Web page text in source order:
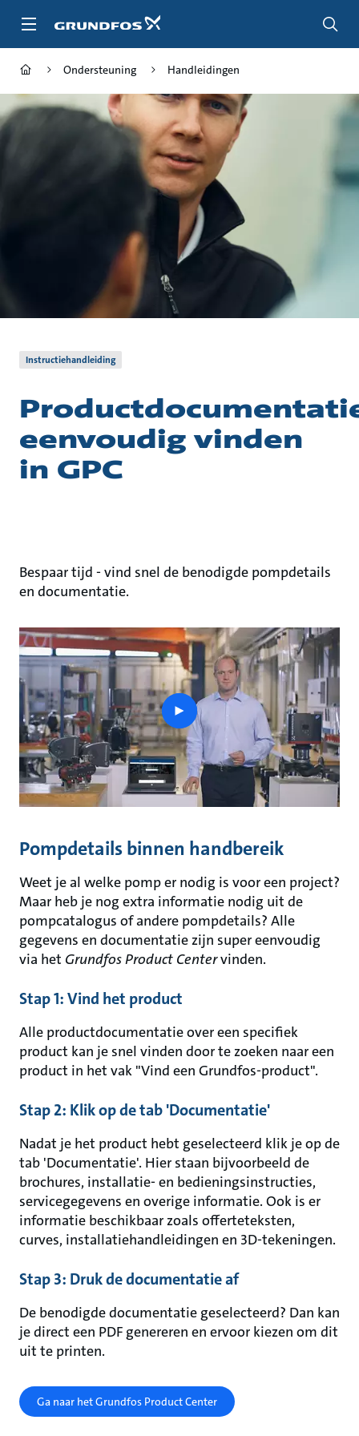
naar
Ondersteuning Handleidingen
Instructiehandleiding
eenvoudig vinden
in GPC
Bespaar tijd - vind snel de benodigde pompdetails
en documentatie.
play
button
Pompdetails binnen handbereik
Weet je al welke pomp er nodig is voor een project?
Maar heb je nog extra informatie nodig uit de
pompcatalogus of andere pompdetails? Alle
gegevens en documentatie zijn super eenvoudig
via het Grundfos Product Centervinden.
Stap 1: Vind het product
Alle productdocumentatie over een specifiek
product kan je snel vinden door te zoeken naar een
product in het vak "Vind een Grundfos-product".
Stap 2: Klik op de tab 'Documentatie'
Nadat je het product hebt geselecteerd klik je op de
tab 'Documentatie'. Hier staan bijvoorbeeld de
brochures, installatie- en bedieningsinstructies,
servicegegevens en overige informatie. Ook is er
informatie beschikbaar zoals offerteteksten,
curves, installatiehandleidingen en 3D-tekeningen.
Stap 3: Druk de documentatie af
De benodigde documentatie geselecteerd? Dan kan
je direct een PDF genereren en ervoor kiezen om dit
uit te printen.
Ga naar het Grundfos Product Center